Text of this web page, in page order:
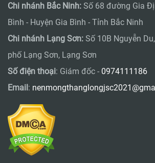
Chi nhánh Bắc Ninh: Số 68 đường Gia
Bình - Huyện Gia Bình - Tỉnh Bắc Ninh
Chi nhánh Lạng Sơn: Số 10B Nguyễn
phố Lạng Sơn, Lạng Sơn
Số điện thoại: Giám đốc - 0974111186
Email :